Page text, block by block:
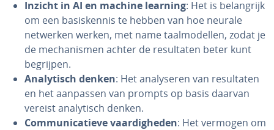
Inzicht in AI en machine learning: Het is be­lang­rijk
om een ba­sis­ken­nis te hebben van hoe neurale
netwerken werken, met name taal­mo­del­len, zodat je
de me­cha­nis­men achter de re­sul­ta­ten beter kunt
begrijpen.
Ana­ly­tisch denken: Het ana­ly­se­ren van re­sul­ta­ten
en het aanpassen van prompts op basis daarvan
vereist ana­ly­tisch denken.
Com­mu­ni­ca­tie­ve vaar­dig­he­den: Het vermogen om